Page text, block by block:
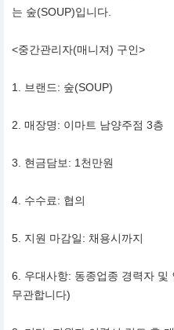
는 숲(SOUP)입니다.
<중간관리자(매니져) 구인>
1. 브랜드: 숲(SOUP)
2. 매장명: 이마트 남양주점 3층
3. 현금담보: 1천만원
4. 수수료: 협의
5. 지원 마감일: 채용시까지
6. 우대사항: 동종업종 경력자 및
무관합니다)